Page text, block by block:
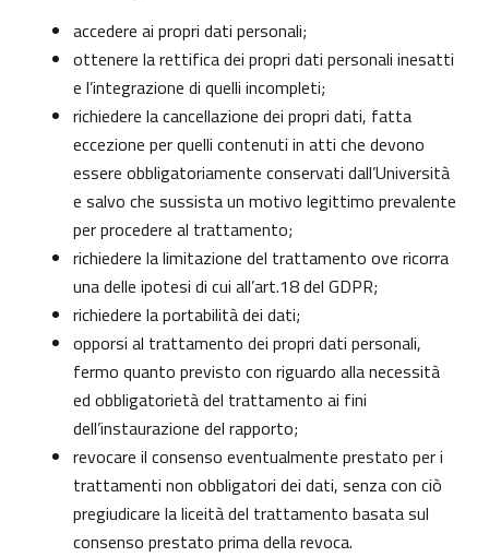
accedere ai propri dati personali;
ottenere la rettifica dei propri dati personali inesatti
e l’integrazione di quelli incompleti;
richiedere la cancellazione dei propri dati, fatta
eccezione per quelli contenuti in atti che devono
essere obbligatoriamente conservati dall’Università
e salvo che sussista un motivo legittimo prevalente
per procedere al trattamento;
richiedere la limitazione del trattamento ove ricorra
una delle ipotesi di cui all’art.18 del GDPR;
richiedere la portabilità dei dati;
opporsi al trattamento dei propri dati personali,
fermo quanto previsto con riguardo alla necessità
ed obbligatorietà del trattamento ai fini
dell’instaurazione del rapporto;
revocare il consenso eventualmente prestato per i
trattamenti non obbligatori dei dati, senza con ciò
pregiudicare la liceità del trattamento basata sul
consenso prestato prima della revoca.